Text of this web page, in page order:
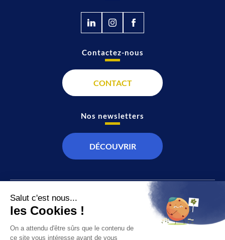
JT
À propos de nous
Contactez-nous
CONTACT
Nos newsletters
DÉCOUVRIR